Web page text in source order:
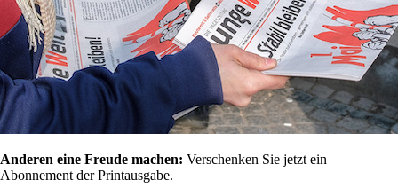
Anderen eine Freude machen: Verschenken Sie jetzt ein
Abonnement der Printausgabe.